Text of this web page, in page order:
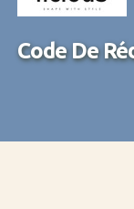
Code De